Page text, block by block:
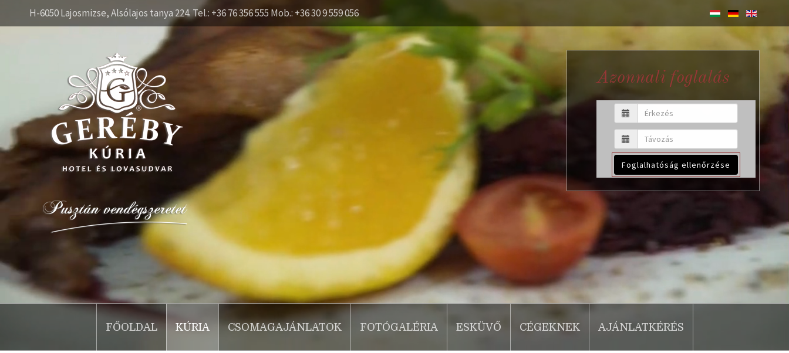
H-6050 Lajosmizse, Alsólajos tanya 224. Tel.: +36 76 356 555 Mob.: +36 30 9 559 056
Azonnali foglalás
Foglalhatóság ellenőrzése
FŐOLDAL KÚRIA CSOMAGAJÁNLATOK FOTÓGALÉRIA ESKÜVŐ CÉGEKNEK AJÁNLATKÉRÉS